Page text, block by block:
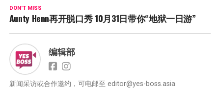
DON'T MISS
Aunty Henn再开脱口秀 10月31日带你“地狱一日游”
编辑部
新闻采访或合作邀约，可电邮至 editor@yes-boss.asia